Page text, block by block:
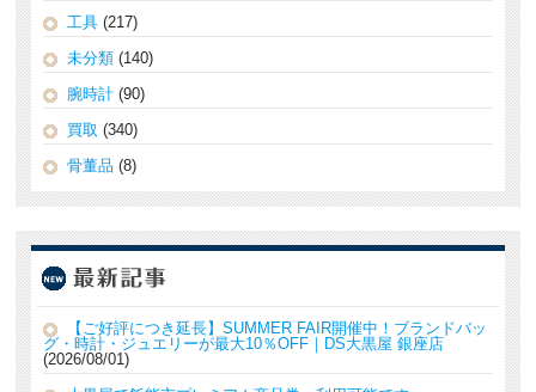
工具 (217)
未分類 (140)
腕時計 (90)
買取 (340)
骨董品 (8)
【ご好評につき延長】SUMMER FAIR開催中！ブランドバッ
グ・時計・ジュエリーが最大10％OFF｜DS大黒屋 銀座店
2026/08/01